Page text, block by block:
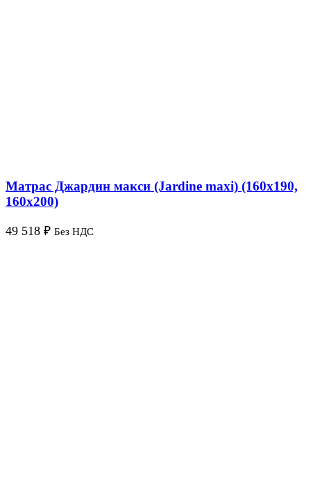
Матрас Джардин макси (Jardine maxi) (160х190,
160х200)
49 518 ₽ Без НДС